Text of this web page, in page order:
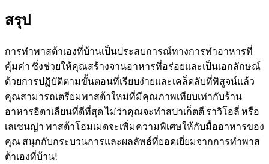
สรุป
การทำพาสต้าเองที่บ้านเป็นประสบการณ์ทางการทำอาหารที่
คุ้มค่า ซึ่งช่วยให้คุณสร้างจานอาหารที่อร่อยและเป็นเอกลักษณ์
ด้วยการปฏิบัติตามขั้นตอนที่เรียบง่ายและเคล็ดลับที่พิสูจน์แล้ว
คุณสามารถเตรียมพาสต้าใหม่ที่มีคุณภาพเทียบเท่ากับร้าน
อาหารอิตาเลียนที่ดีที่สุด ไม่ว่าคุณจะทำสปาเก็ตตี ราวิโอลี่ หรือ
เลเซนญ่า พาสต้าโฮมเมดจะเพิ่มความพิเศษให้กับมื้ออาหารของ
คุณ สนุกกับกระบวนการและผลลัพธ์ที่ยอดเยี่ยมจากการทำพาส
ต้าเองที่บ้าน!